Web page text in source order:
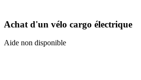
Achat d'un vélo cargo électrique
Aide non disponible